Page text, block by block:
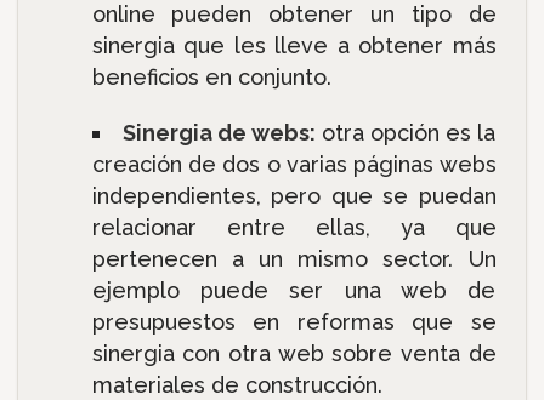
online pueden obtener un tipo de
sinergia que les lleve a obtener más
beneficios en conjunto.
Sinergia de webs: otra opción es la
creación de dos o varias páginas webs
independientes, pero que se puedan
relacionar entre ellas, ya que
pertenecen a un mismo sector. Un
ejemplo puede ser una web de
presupuestos en reformas que se
sinergia con otra web sobre venta de
materiales de construcción.